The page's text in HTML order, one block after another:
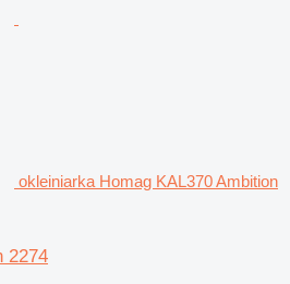
okleiniarka Homag KAL370 Ambition
2274